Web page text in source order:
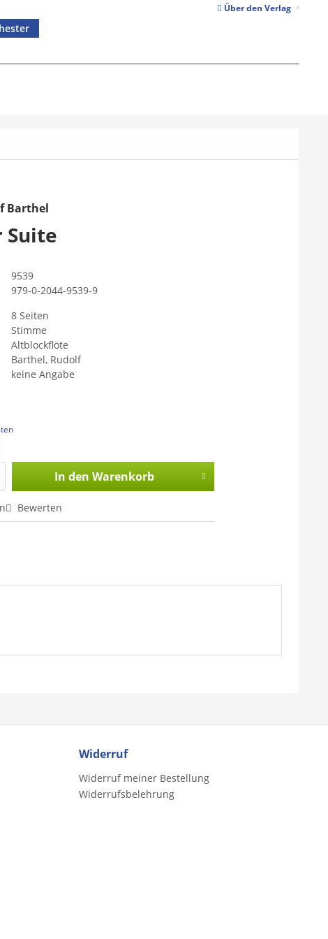
Über den Verlag
Barthel
Suite
9539
979-0-2044-9539-9
8 Seiten
Stimme
Altblockflöte
Barthel, Rudolf
keine Angabe
In den Warenkorb
Bewerten
Widerruf
Widerruf meiner Bestellung
Widerrufsbelehrung